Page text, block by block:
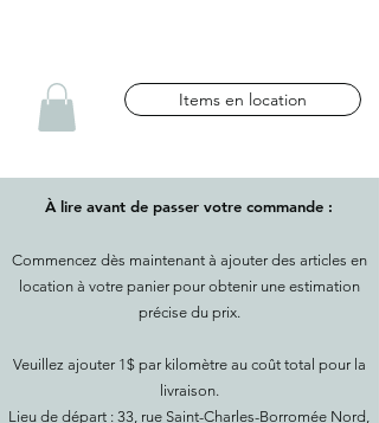
Items en location
À lire avant de passer votre commande :
Commencez dès maintenant à ajouter des articles en
location à votre panier pour obtenir une estimation
précise du prix.
Veuillez ajouter 1$ par kilomètre au coût total pour la
livraison.
Lieu de départ : 33, rue Saint-Charles-Borromée Nord,